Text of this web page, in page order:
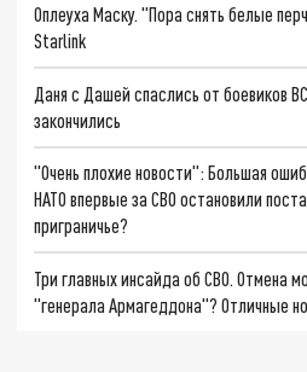
Оплеуха Маску. "Пора снять белые
Starlink
Даня с Дашей спаслись от боевиков
закончились
"Очень плохие новости": Большая
НАТО впервые за СВО остановили
приграничье?
Три главных инсайда об СВО. Отмена
"генерала Армагеддона"? Отличные